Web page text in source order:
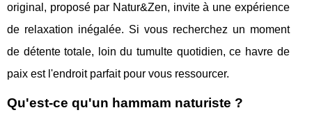
original, proposé par Natur&Zen, invite à une expérience
de relaxation inégalée. Si vous recherchez un moment
de détente totale, loin du tumulte quotidien, ce havre de
paix est l'endroit parfait pour vous ressourcer.
Qu'est-ce qu'un hammam naturiste ?